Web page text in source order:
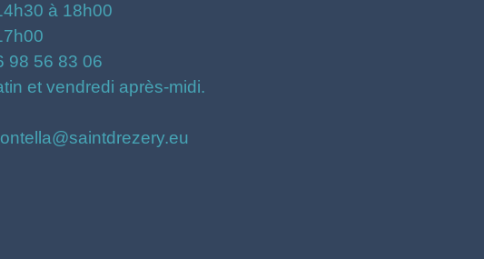
à 18h00
98 56 83 06
et vendredi après-midi.